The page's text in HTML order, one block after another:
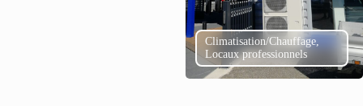
Climatisation/Chauffage,
Locaux professionnels